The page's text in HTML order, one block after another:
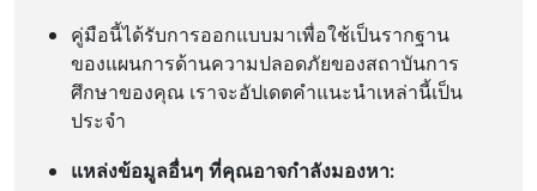
คู่มือนี้ได้รับการออกแบบมาเพื่อใช้เป็นรากฐาน
ของแผนการด้านความปลอดภัยของสถาบันการ
ศึกษาของคุณ เราจะอัปเดตคําแนะนําเหล่านี้เป็น
ประจํา
แหล่งข้อมูลอื่นๆ ที่คุณอาจกําลังมองหา: